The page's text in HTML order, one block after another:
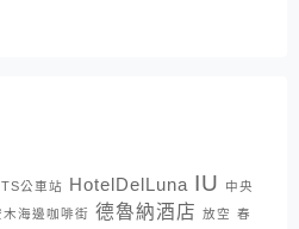
公車站 HotelDelLuna IU
中央
木海邊咖啡街 德魯納酒店 放空 春